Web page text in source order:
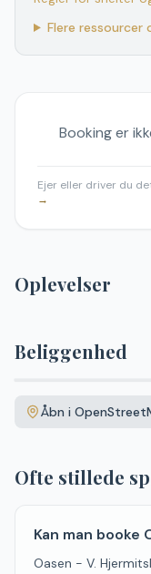
Flere ressourcer
Booking er
Ejer eller driver du
→
Oplevelser
Beliggenhed
+Åbn i
Ofte stillede
Kan man booke
Oasen - V.